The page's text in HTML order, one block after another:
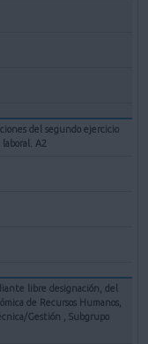
del segundo ejercicio
A2
libre designación, del
de Recursos Humanos,
Gestión , Subgrupo